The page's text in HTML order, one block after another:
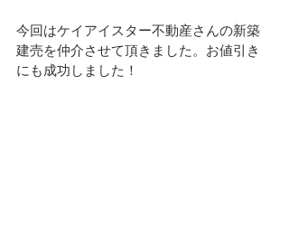
今回はケイアイスター不動産さんの新築
建売を仲介させて頂きました。お値引き
にも成功しました！